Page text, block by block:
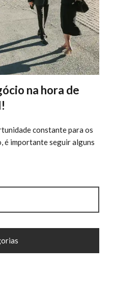
na hora de
constante para os
é importante seguir alguns